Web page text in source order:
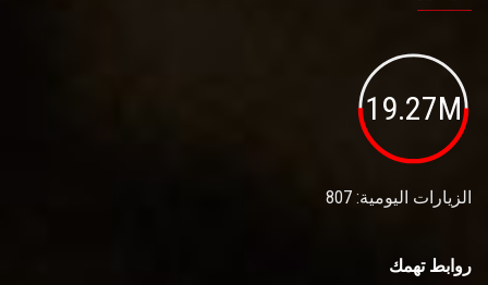
19.27M
الزيارات اليومية: 807
روابط تهمك